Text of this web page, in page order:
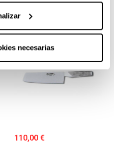
necesarias
Cuchillo Kai Fileteador
Flexible de 18 cm
110,00 €